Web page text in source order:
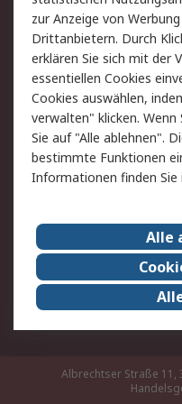
Hilfe
Rechtliches
RS Verkaufs- und
Lieferbedingungen
Cookie-Richtlinie
Impressum
Karriere bei RS
Qualität/Zertifikate
Event-Center
Albrechtser Straße 11,
zur Anzeige von
Drittanbietern. Durch
erklären Sie sich mit der
essentiellen Cookies
Cookies auswählen,
verwalten" klicken.
Sie auf "Alle ablehnen".
bestimmte Funktionen
Informationen finden Sie
Alle